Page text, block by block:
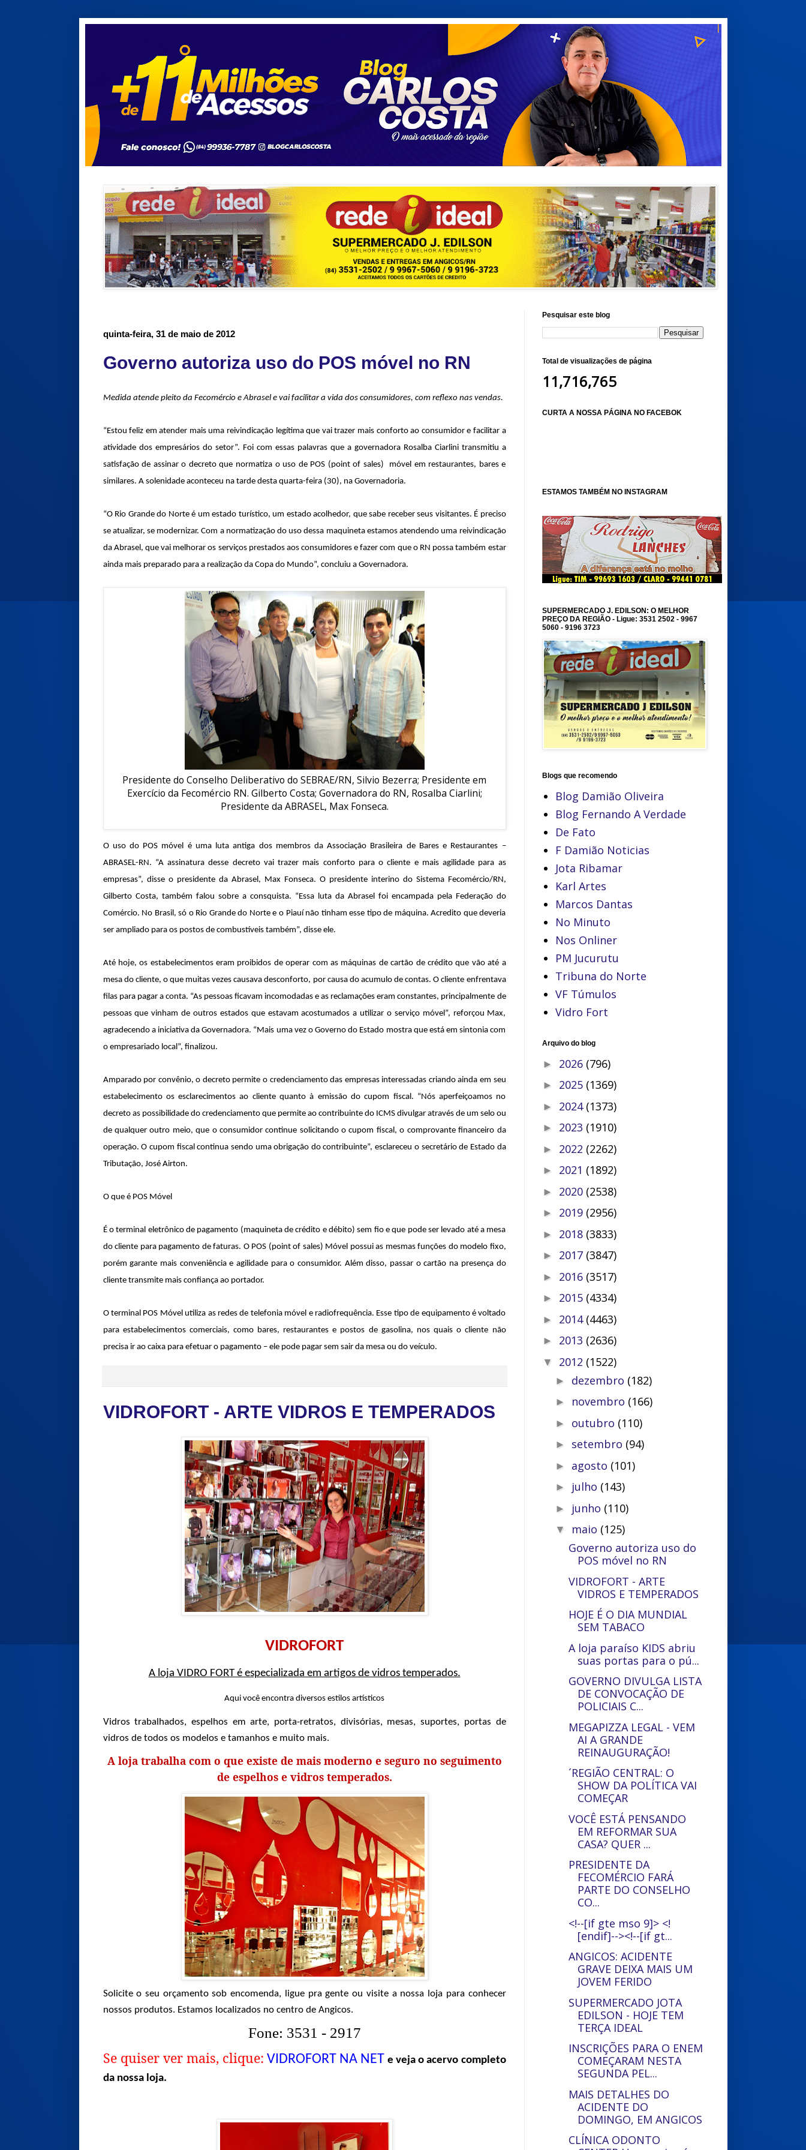
quinta-feira, 31 de maio de 2012
Governo autoriza uso do POS móvel no RN
Medida atende pleito da Fecomércio e Abrasel e vai facilitar a vida dos consumidores, com reflexo nas vendas.
“Estou feliz em atender mais uma reivindicação legítima que vai trazer mais conforto ao consumidor e facilitar a
atividade dos empresários do setor”. Foi com essas palavras que a governadora Rosalba Ciarlini transmitiu a
satisfação de assinar o decreto que normatiza o uso de POS (point of sales) móvel em restaurantes, bares e
similares. A solenidade aconteceu na tarde desta quarta-feira (30), na Governadoria.
“O Rio Grande do Norte é um estado turístico, um estado acolhedor, que sabe receber seus visitantes. É preciso
se atualizar, se modernizar. Com a normatização do uso dessa maquineta estamos atendendo uma reivindicação
da Abrasel, que vai melhorar os serviços prestados aos consumidores e fazer com que o RN possa também estar
ainda mais preparado para a realização da Copa do Mundo”, concluiu a Governadora.
Presidente do Conselho Deliberativo do SEBRAE/RN, Silvio Bezerra; Presidente em
Exercício da Fecomércio RN. Gilberto Costa; Governadora do RN, Rosalba Ciarlini;
Presidente da ABRASEL, Max Fonseca.
O uso do POS móvel é uma luta antiga dos membros da Associação Brasileira de Bares e Restaurantes –
ABRASEL-RN. “A assinatura desse decreto vai trazer mais conforto para o cliente e mais agilidade para as
empresas”, disse o presidente da Abrasel, Max Fonseca. O presidente interino do Sistema Fecomércio/RN,
Gilberto Costa, também falou sobre a consquista. “Essa luta da Abrasel foi encampada pela Federação do
Comércio. No Brasil, só o Rio Grande do Norte e o Piauí não tinham esse tipo de máquina. Acredito que deveria
ser ampliado para os postos de combustíveis também”, disse ele.
Até hoje, os estabelecimentos eram proibidos de operar com as máquinas de cartão de crédito que vão até a
mesa do cliente, o que muitas vezes causava desconforto, por causa do acumulo de contas. O cliente enfrentava
filas para pagar a conta. “As pessoas ficavam incomodadas e as reclamações eram constantes, principalmente de
pessoas que vinham de outros estados que estavam acostumados a utilizar o serviço móvel”, reforçou Max,
agradecendo a iniciativa da Governadora. “Mais uma vez o Governo do Estado mostra que está em sintonia com
o empresariado local”, finalizou.
Amparado por convênio, o decreto permite o credenciamento das empresas interessadas criando ainda em seu
estabelecimento os esclarecimentos ao cliente quanto à emissão do cupom fiscal. “Nós aperfeiçoamos no
decreto as possibilidade do credenciamento que permite ao contribuinte do ICMS divulgar através de um selo ou
de qualquer outro meio, que o consumidor continue solicitando o cupom fiscal, o comprovante financeiro da
operação. O cupom fiscal continua sendo uma obrigação do contribuinte”, esclareceu o secretário de Estado da
Tributação, José Airton.
O que é POS Móvel
É o terminal eletrônico de pagamento (maquineta de crédito e débito) sem fio e que pode ser levado até a mesa
do cliente para pagamento de faturas. O POS (point of sales) Móvel possui as mesmas funções do modelo fixo,
porém garante mais conveniência e agilidade para o consumidor. Além disso, passar o cartão na presença do
cliente transmite mais confiança ao portador.
O terminal POS Móvel utiliza as redes de telefonia móvel e radiofrequência. Esse tipo de equipamento é voltado
para estabelecimentos comerciais, como bares, restaurantes e postos de gasolina, nos quais o cliente não
precisa ir ao caixa para efetuar o pagamento – ele pode pagar sem sair da mesa ou do veículo.
VIDROFORT - ARTE VIDROS E TEMPERADOS
VIDROFORT
A loja VIDRO FORT é especializada em artigos de vidros temperados.
Aqui você encontra diversos estilos artísticos
Vidros trabalhados, espelhos em arte, porta-retratos, divisórias, mesas, suportes, portas de
vidros de todos os modelos e tamanhos e muito mais.
A loja trabalha com o que existe de mais moderno e seguro no seguimento
de espelhos e vidros temperados.
Solicite o seu orçamento sob encomenda, ligue pra gente ou visite a nossa loja para conhecer
nossos produtos. Estamos localizados no centro de Angicos.
Fone: 3531 - 2917
Se quiser ver mais, clique: VIDROFORT NA NET e veja o acervo completo
da nossa loja.
Pesquisar este blog
Total de visualizações de página
11,716,765
CURTA A NOSSA PÁGINA NO FACEBOK
ESTAMOS TAMBÉM NO INSTAGRAM
SUPERMERCADO J. EDILSON: O MELHOR
PREÇO DA REGIÃO - Ligue: 3531 2502 - 9967
5060 - 9196 3723
Blogs que recomendo
Blog Damião Oliveira
Blog Fernando A Verdade
De Fato
F Damião Noticias
Jota Ribamar
Karl Artes
Marcos Dantas
No Minuto
Nos Onliner
PM Jucurutu
Tribuna do Norte
VF Túmulos
Vidro Fort
Arquivo do blog
► 2026 (796)
► 2025 (1369)
► 2024 (1373)
► 2023 (1910)
► 2022 (2262)
► 2021 (1892)
► 2020 (2538)
► 2019 (2956)
► 2018 (3833)
► 2017 (3847)
► 2016 (3517)
► 2015 (4334)
► 2014 (4463)
► 2013 (2636)
▼ 2012 (1522)
► dezembro (182)
► novembro (166)
► outubro (110)
► setembro (94)
► agosto (101)
► julho (143)
► junho (110)
▼ maio (125)
Governo autoriza uso do
POS móvel no RN
VIDROFORT - ARTE
VIDROS E TEMPERADOS
HOJE É O DIA MUNDIAL
SEM TABACO
A loja paraíso KIDS abriu
suas portas para o pú...
GOVERNO DIVULGA LISTA
DE CONVOCAÇÃO DE
POLICIAIS C...
MEGAPIZZA LEGAL - VEM
AI A GRANDE
REINAUGURAÇÃO!
´REGIÃO CENTRAL: O
SHOW DA POLÍTICA VAI
COMEÇAR
VOCÊ ESTÁ PENSANDO
EM REFORMAR SUA
CASA? QUER ...
PRESIDENTE DA
FECOMÉRCIO FARÁ
PARTE DO CONSELHO
CO...
<!--[if gte mso 9]> <!
[endif]--><!--[if gt...
ANGICOS: ACIDENTE
GRAVE DEIXA MAIS UM
JOVEM FERIDO
SUPERMERCADO JOTA
EDILSON - HOJE TEM
TERÇA IDEAL
INSCRIÇÕES PARA O ENEM
COMEÇARAM NESTA
SEGUNDA PEL...
MAIS DETALHES DO
ACIDENTE DO
DOMINGO, EM ANGICOS
CLÍNICA ODONTO